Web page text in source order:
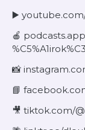
▶️
🍎
📸
📘
🎥 tiktok.com/